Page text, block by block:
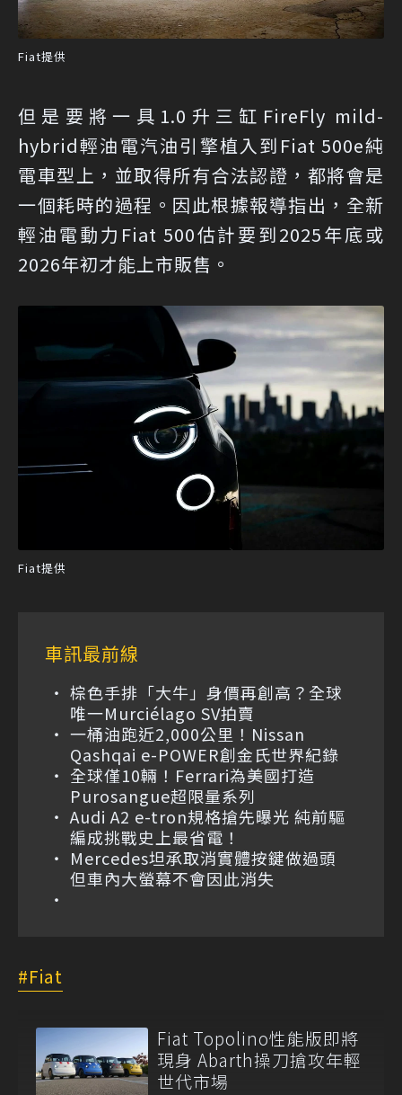
Fiat提供
但是要將一具1.0升三缸FireFly mild-
hybrid輕油電汽油引擎植入到Fiat 500e純
電車型上，並取得所有合法認證，都將會是
一個耗時的過程。因此根據報導指出，全新
輕油電動力Fiat 500估計要到2025年底或
2026年初才能上市販售。
Fiat提供
車訊最前線
棕色手排「大牛」身價再創高？全球
唯一Murciélago SV拍賣
一桶油跑近2,000公里！Nissan
Qashqai e-POWER創金氏世界紀錄
全球僅10輛！Ferrari為美國打造
Purosangue超限量系列
Audi A2 e-tron規格搶先曝光 純前驅
編成挑戰史上最省電！
Mercedes坦承取消實體按鍵做過頭
但車內大螢幕不會因此消失
Fiat
Fiat Topolino性能版即將
現身 Abarth操刀搶攻年輕
世代市場